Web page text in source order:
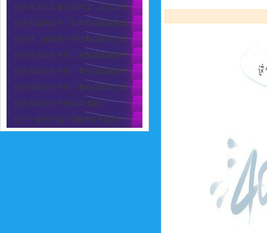
包子机为什么要定期清洁，怎么清洗
包子机做的包子，如何符合国家的食
包子机，在做包子时馅料选择的仔细
包子机在做包子时，发酵粉选择的仔
包子机制作包子时，食用油选择的仔
包子机制作包子时，面粉选择的仔细
包子机制作包子时如何选材？
想开一家包子铺?买哪种型号的包子